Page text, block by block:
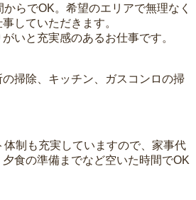
らでOK。希望のエリアで無理なく
していただきます。
いと充実感のあるお仕事です。
掃除、キッチン、ガスコンロの掃
制も充実していますので、家事代
食の準備までなど空いた時間でOK